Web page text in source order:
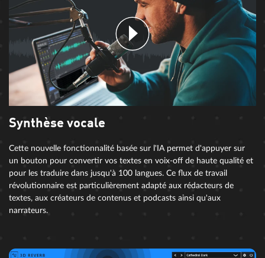
Synthèse vocale
Cette nouvelle fonctionnalité basée sur l'IA permet d'appuyer sur
un bouton pour convertir vos textes en voix-off de haute qualité et
pour les traduire dans jusqu'à 100 langues. Ce flux de travail
révolutionnaire est particulièrement adapté aux rédacteurs de
textes, aux créateurs de contenus et podcasts ainsi qu'aux
narrateurs.